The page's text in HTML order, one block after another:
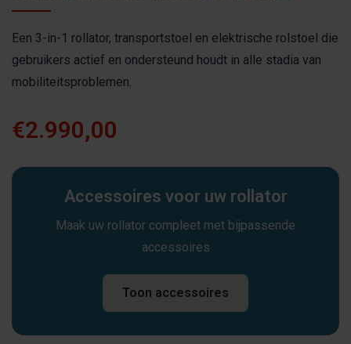
Een 3-in-1 rollator, transportstoel en elektrische rolstoel die
gebruikers actief en ondersteund houdt in alle stadia van
mobiliteitsproblemen.
€2.990,00
Accessoires voor uw rollator
Maak uw rollator compleet met bijpassende
accessoires
Toon accessoires